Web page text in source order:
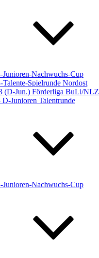
Junioren-Nachwuchs-Cup
Talente-Spielrunde Nordost
(D-Jun.) Förderliga BuLi/NLZ
D-Junioren Talentrunde
Junioren-Nachwuchs-Cup